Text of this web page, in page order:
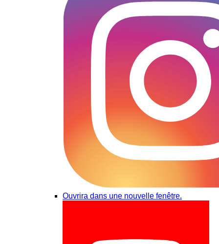
Ouvrira dans une nouvelle fenêtre.